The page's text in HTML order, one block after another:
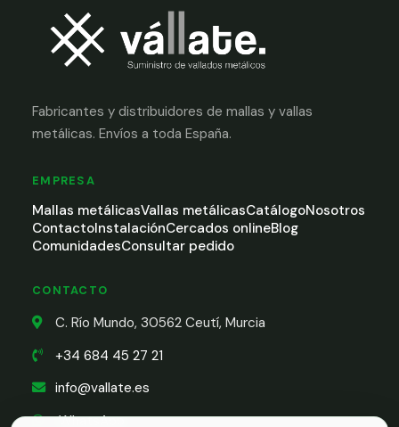
Fabricantes y distribuidores de mallas y vallas
metálicas. Envíos a toda España.
EMPRESA
Mallas metálicasVallas metálicasCatálogoNosotros
ContactoInstalaciónCercados onlineBlog
ComunidadesConsultar pedido
CONTACTO
C. Río Mundo, 30562 Ceutí, Murcia
+34 684 45 27 21
info@vallate.es
WhatsApp